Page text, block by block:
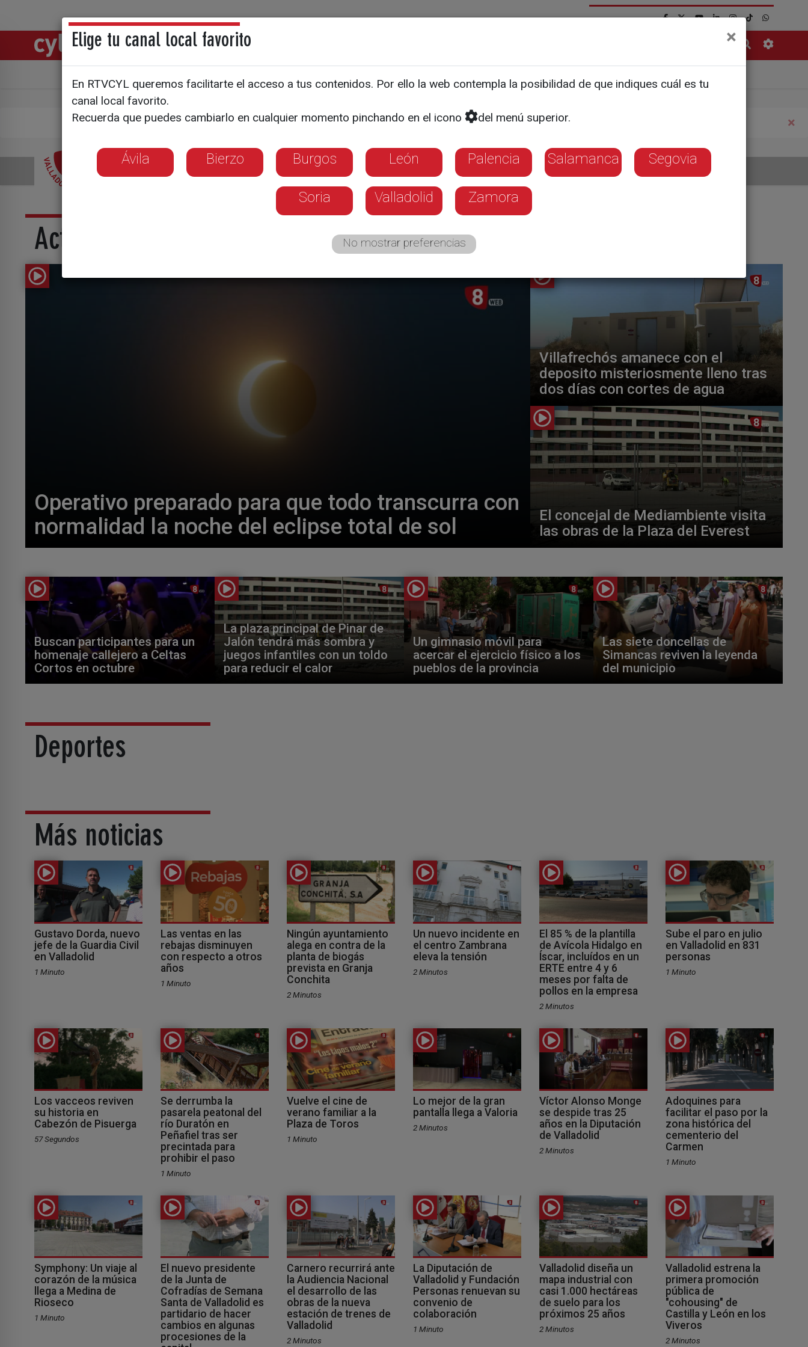
Directos Noticias
Pulsa aquí si deseas establecerLa 8 Valladolid como tu canal local ×
Programas Guía TV Directo
Actualidad La 8 Valladolid
Operativo preparado para que todo transcurra con
normalidad la noche del eclipse total de sol
Villafrechós amanece con el
deposito misteriosmente lleno tras
dos días con cortes de agua
El concejal de Mediambiente visita
las obras de la Plaza del Everest
Buscan participantes para un
homenaje callejero a Celtas
Cortos en octubre
La plaza principal de Pinar de
Jalón tendrá más sombra y
juegos infantiles con un toldo
para reducir el calor
Un gimnasio móvil para
acercar el ejercicio físico a los
pueblos de la provincia
Las siete doncellas de
Simancas reviven la leyenda
del municipio
Deportes
Más noticias
Gustavo Dorda, nuevo
jefe de la Guardia Civil
en Valladolid
1 Minuto
Las ventas en las
rebajas disminuyen
con respecto a otros
años
1 Minuto
Ningún ayuntamiento
alega en contra de la
planta de biogás
prevista en Granja
Conchita
2 Minutos
Un nuevo incidente en
el centro Zambrana
eleva la tensión
2 Minutos
El 85 % de la plantilla
de Avícola Hidalgo en
Íscar, incluídos en un
ERTE entre 4 y 6
meses por falta de
pollos en la empresa
2 Minutos
Sube el paro en julio
en Valladolid en 831
personas
1 Minuto
Los vacceos reviven
su historia en
Cabezón de Pisuerga
57 Segundos
Se derrumba la
pasarela peatonal del
río Duratón en
Peñafiel tras ser
precintada para
prohibir el paso
1 Minuto
Vuelve el cine de
verano familiar a la
Plaza de Toros
1 Minuto
Lo mejor de la gran
pantalla llega a Valoria
2 Minutos
Víctor Alonso Monge
se despide tras 25
años en la Diputación
de Valladolid
2 Minutos
Adoquines para
facilitar el paso por la
zona histórica del
cementerio del
Carmen
1 Minuto
Symphony: Un viaje al
corazón de la música
llega a Medina de
Rioseco
1 Minuto
El nuevo presidente
de la Junta de
Cofradías de Semana
Santa de Valladolid es
partidario de hacer
cambios en algunas
procesiones de la
Carnero recurrirá ante
la Audiencia Nacional
el desarrollo de las
obras de la nueva
estación de trenes de
Valladolid
2 Minutos
La Diputación de
Valladolid y Fundación
Personas renuevan su
convenio de
colaboración
1 Minuto
Valladolid diseña un
mapa industrial con
casi 1.000 hectáreas
de suelo para los
próximos 25 años
2 Minutos
Valladolid estrena la
primera promoción
pública de
"cohousing" de
Castilla y León en los
Viveros
2 Minutos
Elige tu canal local favorito ×
En RTVCYL queremos facilitarte el acceso a tus contenidos. Por ello la web contempla la posibilidad de que indiques cuál es tu
canal local favorito.
Recuerda que puedes cambiarlo en cualquier momento pinchando en el icono
del menú superior.
Ávila Bierzo Burgos León Palencia Salamanca Segovia
Soria Valladolid Zamora
No mostrar preferencias